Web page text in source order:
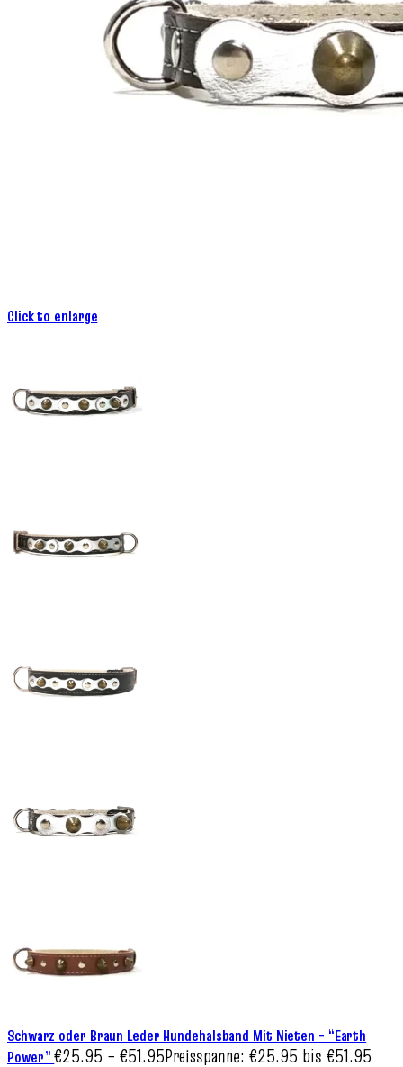
Click to enlarge
Schwarz oder Braun Leder Hundehalsband Mit Nieten – “Earth
Power”€25.95 –€51.95Preisspanne: €25.95 bis €51.95